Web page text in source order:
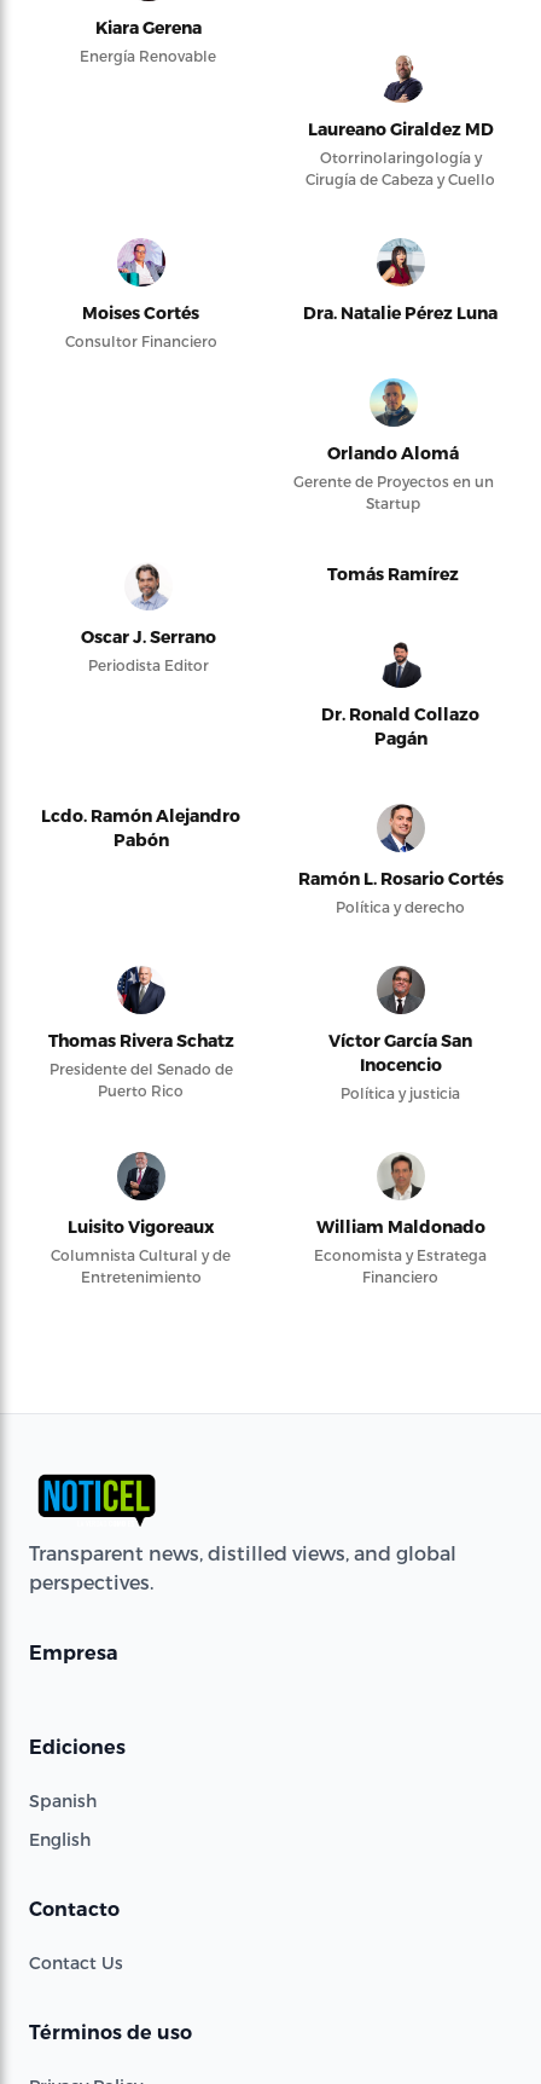
Kiara Gerena
Energía Renovable
Laureano Giraldez MD
Otorrinolaringología y
Cirugía de Cabeza y Cuello
Moises Cortés
Consultor Financiero
Dra. Natalie Pérez Luna
Orlando Alomá
Gerente de Proyectos en un
Startup
Oscar J. Serrano
Periodista Editor
Tomás Ramírez
Dr. Ronald Collazo
Pagán
Lcdo. Ramón Alejandro
Pabón
Ramón L. Rosario Cortés
Política y derecho
Thomas Rivera Schatz
Presidente del Senado de
Puerto Rico
Víctor García San
Inocencio
Política y justicia
Luisito Vigoreaux
Columnista Cultural y de
Entretenimiento
William Maldonado
Economista y Estratega
Financiero
Transparent news, distilled views, and global
perspectives.
Empresa
Ediciones
Spanish
English
Contacto
Contact Us
Términos de uso